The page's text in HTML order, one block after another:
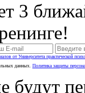
3
от Университета практической
данных. Политика защиты
будут